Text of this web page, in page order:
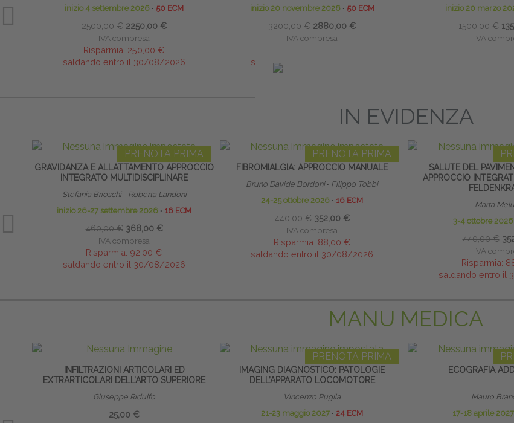
inizio 4 settembre 2026 ∙ 50 ECM
2500,00 € 2250,00 €
IVA compresa
Risparmia: 250,00 €
saldando entro il 30/08/2026
inizio 20 novembre 2026 ∙ 50 ECM
3200,00 € 2880,00 €
IVA compresa
saldando entro il 20/09/2026
inizio 20 marzo
1500,00 €
IVA
saldando entro
IN EVIDENZA
PRENOTA PRIMA
GRAVIDANZA E ALLATTAMENTO APPROCCIO
INTEGRATO MULTIDISCIPLINARE
Stefania Brioschi - Roberta Landoni
inizio 26-27 settembre 2026 ∙ 16 ECM
460,00 € 368,00 €
IVA compresa
Risparmia: 92,00 €
saldando entro il 30/08/2026
PRENOTA PRIMA
FIBROMIALGIA: APPROCCIO MANUALE
Bruno Davide Bordoni∙ Filippo Tobbi
24-25 ottobre 2026 ∙ 16 ECM
440,00 € 352,00 €
IVA compresa
Risparmia: 88,00 €
saldando entro il 30/08/2026
SALUTE DEL
APPROCCIO
Marta
3-4 ottobre 2026
440,00 €
IVA
Risparmia:
saldando entro il
MANU MEDICA
INFILTRAZIONI ARTICOLARI ED
EXTRARTICOLARI DELL’ARTO SUPERIORE
Giuseppe Ridulfo
25,00 €
PRENOTA PRIMA
IMAGING DIAGNOSTICO: PATOLOGIE
DELL’APPARATO LOCOMOTORE
Vincenzo Puglia
21-23 maggio 2027 ∙ 24 ECM
ECOGRAFIA
Mauro
17-18 aprile 2027